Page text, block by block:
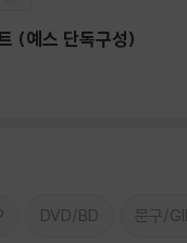
(예스 단독구성)
DVD/BD 문구/